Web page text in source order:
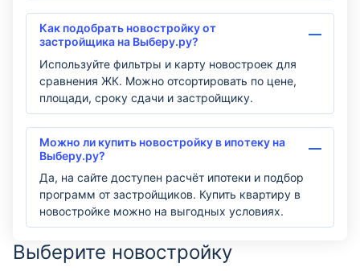
Как подобрать новостройку от
застройщика на Выберу.ру?
Используйте фильтры и карту новостроек для
сравнения ЖК. Можно отсортировать по цене,
площади, сроку сдачи и застройщику.
Можно ли купить новостройку в ипотеку на
Выберу.ру?
Да, на сайте доступен расчёт ипотеки и подбор
программ от застройщиков. Купить квартиру в
новостройке можно на выгодных условиях.
Выберите новостройку